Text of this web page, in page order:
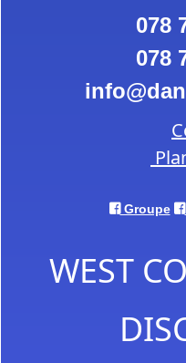
078
078
info
Groupe
WEST